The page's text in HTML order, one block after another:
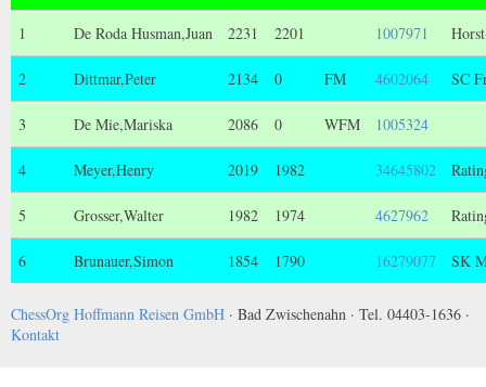
1 De Roda Husman,Juan 2231 2201 1007971
2 Dittmar,Peter 2134 0 FM 4602064 SC
3 De Mie,Mariska 2086 0 WFM 1005324
4 Meyer,Henry 2019 1982 34645802
5 Grosser,Walter 1982 1974 4627962
6 Brunauer,Simon 1854 1790 16279077 SK
ChessOrg Hoffmann Reisen GmbH · Bad Zwischenahn · Tel. 04403-1636 ·
Kontakt